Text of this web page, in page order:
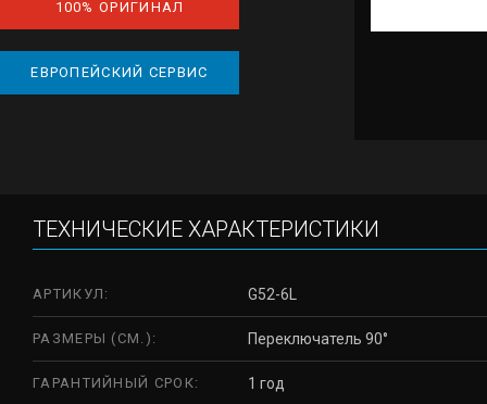
100% ОРИГИНАЛ
ЕВРОПЕЙСКИЙ СЕРВИС
ТЕХНИЧЕСКИЕ ХАРАКТЕРИСТИКИ
АРТИКУЛ: G52-6L
РАЗМЕРЫ (СМ.): Переключатель 90°
ГАРАНТИЙНЫЙ СРОК: 1 год